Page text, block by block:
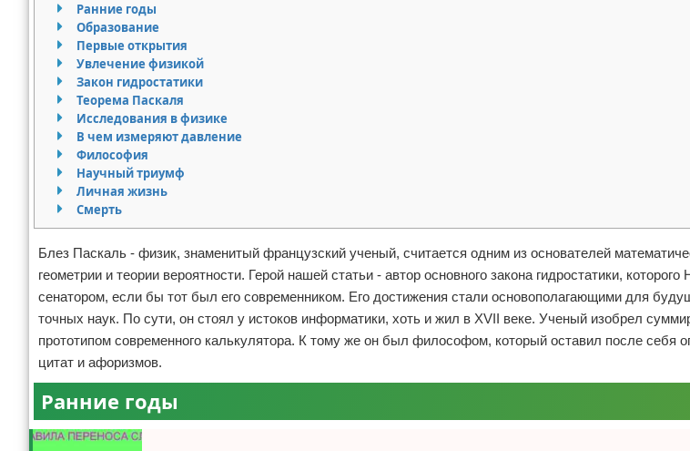
Ранние годы
Образование
Первые открытия
Увлечение физикой
Закон гидростатики
Теорема Паскаля
Исследования в физике
В чем измеряют давление
Философия
Научный триумф
Личная жизнь
Смерть
Блез Паскаль - физик, знаменитый французский ученый, считается одним из основателей
геометрии и теории вероятности. Герой нашей статьи - автор основного закона гидростатики,
сенатором, если бы тот был его современником. Его достижения стали основополагающими для
точных наук. По сути, он стоял у истоков информатики, хоть и жил в XVII веке. Ученый изобрел
прототипом современного калькулятора. К тому же он был философом, который оставил после себя
цитат и афоризмов.
Ранние годы